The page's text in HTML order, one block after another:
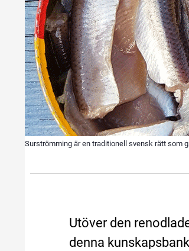
Surströmming är en traditionell svensk rätt som
Utöver den
denna